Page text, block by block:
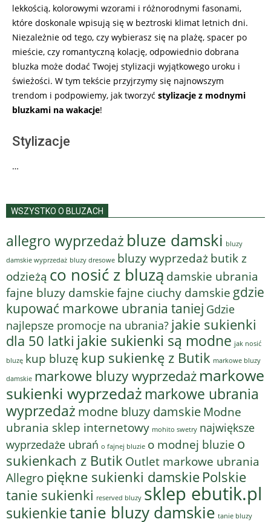
lekkością, kolorowymi wzorami i różnorodnymi fasonami,
które doskonale wpisują się w beztroski klimat letnich dni.
Niezależnie od tego, czy wybierasz się na plażę, spacer po
mieście, czy romantyczną kolację, odpowiednio dobrana
bluzka może dodać Twojej stylizacji wyjątkowego uroku i
świeżości. W tym tekście przyjrzymy się najnowszym
trendom i podpowiemy, jak tworzyć stylizacje z modnymi
bluzkami na wakacje!
Stylizacje
…
WSZYSTKO O BLUZACH
allegro wyprzedaż bluze damski bluzy
damskie wyprzedaż bluzy dresowe bluzy wyprzedaż butik z
odzieżą co nosić z bluzą damskie ubrania
fajne bluzy damskiefajne ciuchy damskie gdzie
kupować markowe ubrania taniej Gdzie
najlepsze promocje na ubrania? jakie sukienki
dla 50 latki jakie sukienki są modne jak nosić
bluzę kup bluzę kup sukienkę z Butik markowe bluzy
damskie markowe bluzy wyprzedaż markowe
sukienki wyprzedaż markowe ubrania
wyprzedaż modne bluzy damskie Modne
ubrania sklep internetowy mohito swetry największe
wyprzedaże ubrań o fajnej bluzie o modnej bluzie o
sukienkach z Butik Outlet markowe ubrania
Allegropiękne sukienki damskie Polskie
tanie sukienki reserved bluzy sklep ebutik.pl
sukienkietanie bluzy damskie tanie bluzy